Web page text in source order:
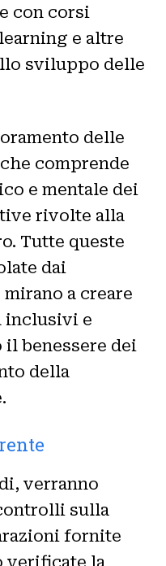
con corsi
e altre
sviluppo delle
delle
comprende
e mentale dei
rivolte alla
Tutte queste
dai
a creare
inclusivi e
benessere dei
della
verranno
sulla
fornite
verificate la